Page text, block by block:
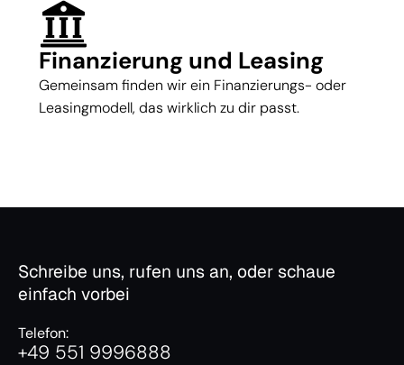
Finanzierung und Leasing
Gemeinsam finden wir ein Finanzierungs- oder
Leasingmodell, das wirklich zu dir passt.
Schreibe uns, rufen uns an, oder schaue
einfach vorbei
Telefon:
+49 551 9996888